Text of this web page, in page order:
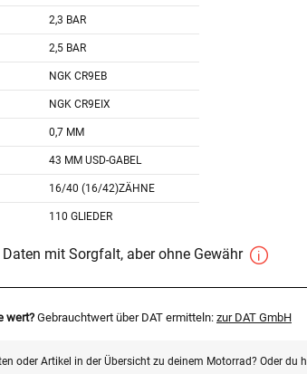
2,3 BAR
2,5 BAR
NGK CR9EB
NGK CR9EIX
0,7 MM
43 MM USD-GABEL
16/40 (16/42)ZÄHNE
110 GLIEDER
mit Sorgfalt, aber ohne Gewähr
wert? Gebrauchtwert über DAT ermitteln: zur DAT GmbH
oder Artikel in der Übersicht zu deinem Motorrad? Oder du